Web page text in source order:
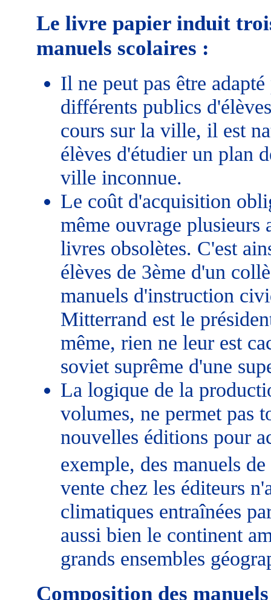
Le livre papier induit
manuels scolaires :
Il ne peut pas être
différents publics
cours sur la ville, il est
élèves d'étudier un plan
ville inconnue.
Le coût d'acquisition
même ouvrage plusieurs
livres obsolètes. C'est
élèves de 3ème d'un
manuels d'instruction
Mitterrand est le
même, rien ne leur est
soviet suprême d'une
La logique de la
volumes, ne permet pas
nouvelles éditions pour
exemple, des manuels
vente chez les éditeurs
climatiques entraînées
aussi bien le continent
grands ensembles
Composition des manuels